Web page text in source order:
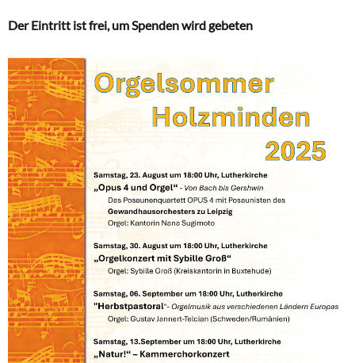
Der Eintritt ist frei, um Spenden wird gebeten